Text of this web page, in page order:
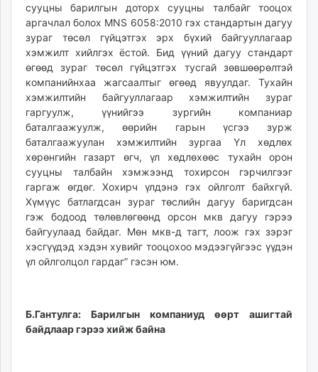
сууцны барилгын доторх сууцны талбайг тооцох
аргачлал болох MNS 6058:2010 гэх стандартын дагуу
зураг төсөл гүйцэтгэх эрх бүхий байгууллагаар
хэмжилт хийлгэх ёстой. Бид үүний дагуу стандарт
өгөөд зураг төсөл гүйцэтгэх тусгай зөвшөөрөлтэй
компанийнхаа жагсаалтыг өгөөд явуулдаг. Тухайн
хэмжилтийн байгууллагаар хэмжилтийн зураг
гаргуулж, үүнийгээ зургийн компаниар
баталгаажуулж, өөрийн гарын үсгээ зурж
баталгаажуулан хэмжилтийн зургаа Үл хөдлөх
хөрөнгийн газарт өгч, үл хөдлөхөөс тухайн орон
сууцны талбайн хэмжээнд тохирсон гэрчилгээг
гаргаж өгдөг. Хохирч үлдэнэ гэх ойлголт байхгүй.
Хүмүүс батлагдсан зураг төслийн дагуу баригдсан
гэж бодоод төлөвлөгөөнд орсон мкв дагуу гэрээ
байгуулаад байдаг. Мөн мкв-д тагт, лоож гэх зэрэг
хэсгүүдэд хэдэн хувийг тооцохоо мэдээгүйгээс үүдэн
үл ойлголцол гардаг” гэсэн юм.
Б.Гантулга: Барилгын компаниуд өөрт ашигтай
байдлаар гэрээ хийж байна